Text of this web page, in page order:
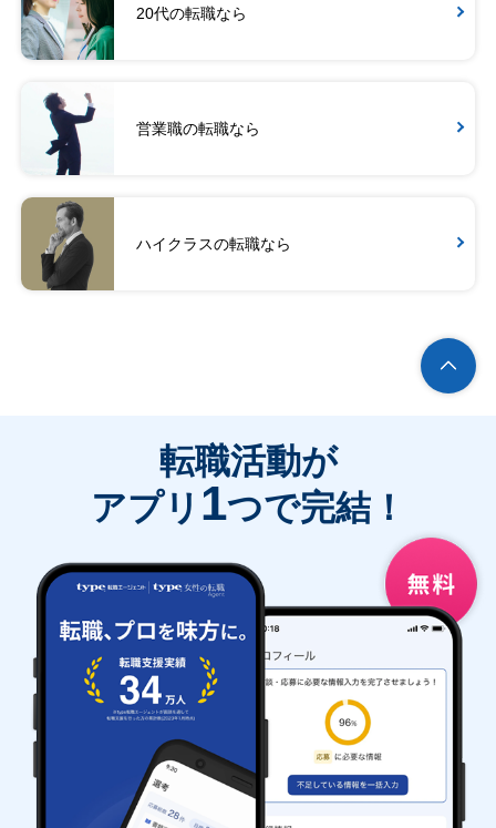
20代の転職なら
営業職の転職なら
ハイクラスの転職なら
転職活動が
アプリ 1つで完結！